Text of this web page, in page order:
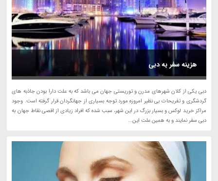
هزینه سفر به دبی
دبی یکی از کلان شهرهای مدرن و توریستی جهان می باشد که به علت دارا بودن جاذبه های
گردشگری و تفریحات بی نظیر امروزه مورد توجه بسیاری از جهانگردان قرار گرفته است. وجود
مراکز خرید لوکس و بسیار بزرگ در این شهر، سبب شده که افراد زیادی از اقصی نقاط جهان به
دبی سفر نمایند و به همین علت این...